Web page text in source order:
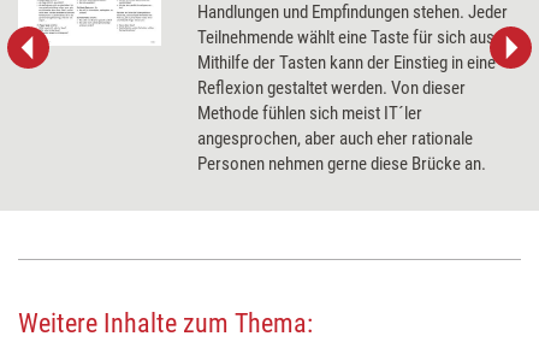
Handlungen und Empfindungen stehen. Jeder
Teilnehmende wählt eine Taste für sich aus.
Mithilfe der Tasten kann der Einstieg in eine
Reflexion gestaltet werden. Von dieser
Methode fühlen sich meist IT´ler
angesprochen, aber auch eher rationale
Personen nehmen gerne diese Brücke an.
Weitere Inhalte zum Thema: